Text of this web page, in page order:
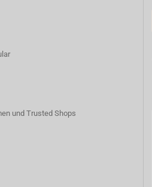
und Trusted Shops